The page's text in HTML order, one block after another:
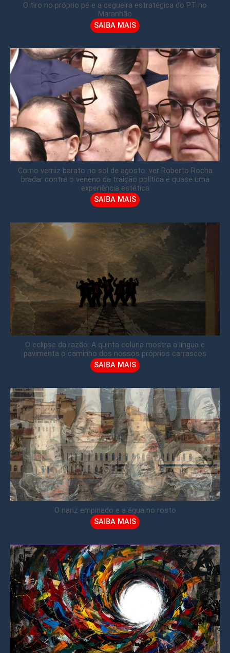
O tiro no próprio pé e a cegueira estratégica do PT no
Maranhão
SAIBA MAIS
Como verniz barato no sol de agosto: ver Roberto Rocha
bradar contra o veneno da traição política é quase uma
experiência estética
SAIBA MAIS
O eclipse da razão: A quinta coluna mostra a língua e
pavimenta o caminho dos nossos próprios carrascos
SAIBA MAIS
O nariz empinado e a água no rosto
SAIBA MAIS